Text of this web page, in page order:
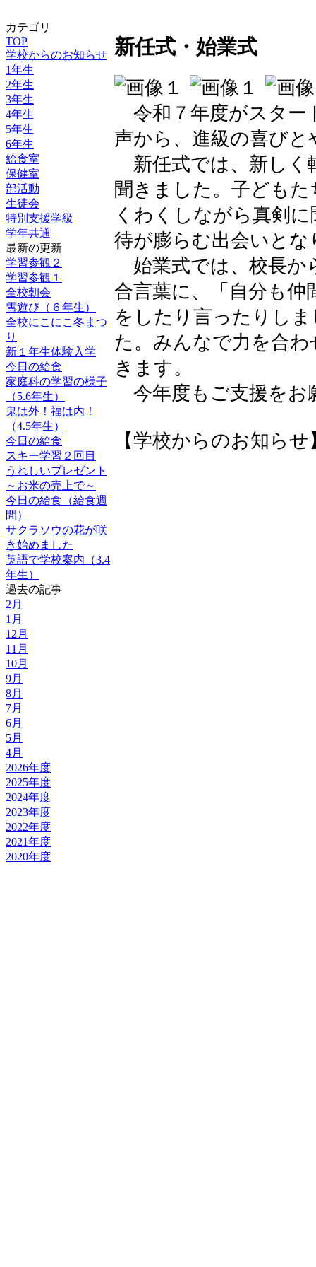
カテゴリ
TOP
学校からのお知らせ
1年生
2年生
3年生
4年生
5年生
6年生
給食室
保健室
部活動
生徒会
特別支援学級
学年共通
最新の更新
学習参観２
学習参観１
全校朝会
雪遊び（６年生）
全校にこにこ冬まつ
り
新１年生体験入学
今日の給食
家庭科の学習の様子
（5.6年生）
鬼は外！福は内！
（4.5年生）
今日の給食
スキー学習２回目
うれしいプレゼント
～お米の売上で～
今日の給食（給食週
間）
サクラソウの花が咲
き始めました
英語で学校案内（3.4
年生）
過去の記事
2月
1月
12月
11月
10月
9月
8月
7月
6月
5月
4月
2026年度
2025年度
2024年度
2023年度
2022年度
2021年度
2020年度
新任式・始業式
令和７年度がスター
声から、進級の喜び
新任式では、新しく
聞きました。子ども
くわくしながら真剣
待が膨らむ出会いとな
始業式では、校長か
合言葉に、「自分も
をしたり言ったりし
た。みんなで力を合
きます。
今年度もご支援をお
【学校からのお知らせ